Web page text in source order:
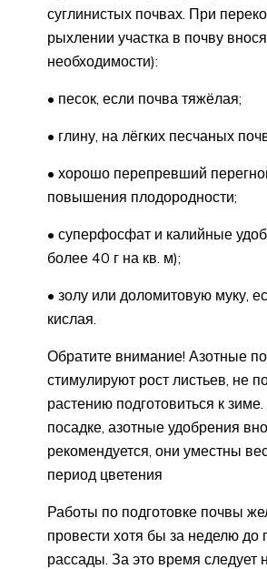
суглинистых почвах. При
рыхлении участка в почву
необходимости):
• песок, если почва тяжёлая;
• глину, на лёгких песчаных
• хорошо перепревший
повышения плодородности;
• суперфосфат и калийные
более 40 г на кв. м);
• золу или доломитовую муку,
кислая.
Обратите внимание! Азотные
стимулируют рост листьев, не
растению подготовиться к
посадке, азотные удобрения
рекомендуется, они уместны
период цветения
Работы по подготовке почвы
провести хотя бы за неделю до
рассады. За это время следует